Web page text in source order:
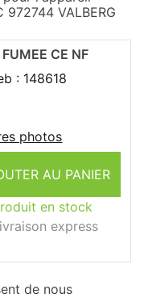
VALBERG
AU PANIER
en stock
express
CE NF
: 148618
photos
de nous